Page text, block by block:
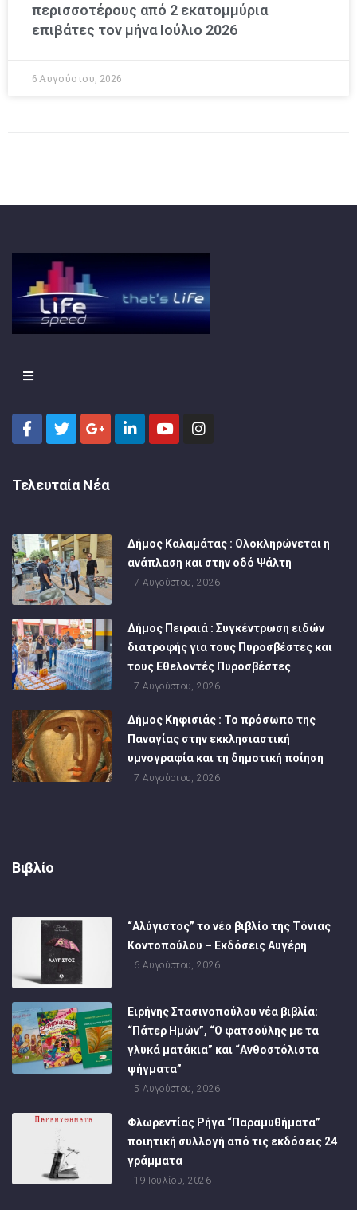
περισσοτέρους από 2 εκατομμύρια
επιβάτες τον μήνα Ιούλιο 2026
6 Αυγούστου, 2026
Τελευταία Νέα
Δήμος Καλαμάτας : Ολοκληρώνεται η
ανάπλαση και στην οδό Ψάλτη
7 Αυγούστου, 2026
Δήμος Πειραιά : Συγκέντρωση ειδών
διατροφής για τους Πυροσβέστες και
τους Εθελοντές Πυροσβέστες
7 Αυγούστου, 2026
Δήμος Κηφισιάς : Το πρόσωπο της
Παναγίας στην εκκλησιαστική
υμνογραφία και τη δημοτική ποίηση
7 Αυγούστου, 2026
Βιβλίο
“Αλύγιστος” το νέο βιβλίο της Τόνιας
Κοντοπούλου – Εκδόσεις Αυγέρη
6 Αυγούστου, 2026
Ειρήνης Στασινοπούλου νέα βιβλία:
“Πάτερ Ημών”, “Ο φατσούλης με τα
γλυκά ματάκια” και “Ανθοστόλιστα
ψήγματα”
5 Αυγούστου, 2026
Φλωρεντίας Ρήγα “Παραμυθήματα”
ποιητική συλλογή από τις εκδόσεις 24
γράμματα
19 Ιουλίου, 2026